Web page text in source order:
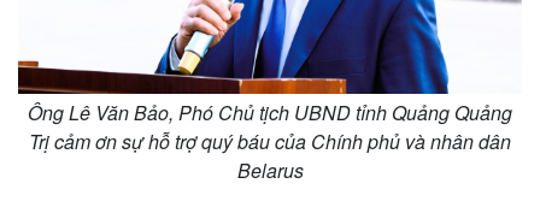
Ông Lê Văn Bảo, Phó Chủ tịch UBND tỉnh Quảng Quảng
Trị cảm ơn sự hỗ trợ quý báu của Chính phủ và nhân dân
Belarus